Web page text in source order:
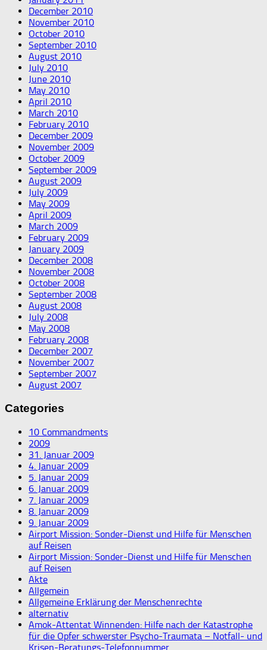
December 2010
November 2010
October 2010
September 2010
August 2010
July 2010
June 2010
May 2010
April 2010
March 2010
February 2010
December 2009
November 2009
October 2009
September 2009
August 2009
July 2009
May 2009
April 2009
March 2009
February 2009
January 2009
December 2008
November 2008
October 2008
September 2008
August 2008
July 2008
May 2008
February 2008
December 2007
November 2007
September 2007
August 2007
Categories
10 Commandments
2009
31. Januar 2009
4. Januar 2009
5. Januar 2009
6. Januar 2009
7. Januar 2009
8. Januar 2009
9. Januar 2009
Airport Mission: Sonder-Dienst und Hilfe für Menschen
auf Reisen
Airport Mission: Sonder-Dienst und Hilfe für Menschen
auf Reisen
Akte
Allgemein
Allgemeine Erklärung der Menschenrechte
alternativ
Amok-Attentat Winnenden: Hilfe nach der Katastrophe
für die Opfer schwerster Psycho-Traumata – Notfall- und
Krisen-Beratungs-Telefonnummer